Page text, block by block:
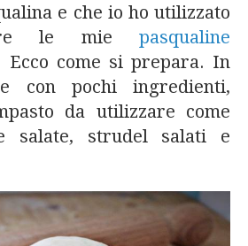
e che io ho utilizzato
le mie pasqualine
Ecco come si prepara. In
con pochi ingredienti,
da utilizzare come
salate, strudel salati e